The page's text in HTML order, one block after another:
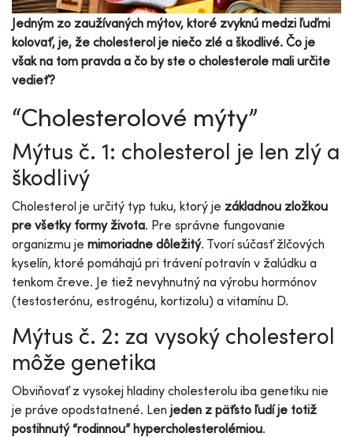
Jedným zo zaužívaných mýtov, ktoré zvyknú medzi ľuďmi
kolovať, je, že cholesterol je niečo zlé a škodlivé. Čo je
však na tom pravda a čo by ste o cholesterole mali určite
vedieť?
“Cholesterolové mýty”
Mýtus č. 1: cholesterol je len zlý a
škodlivý
Cholesterol je určitý typ tuku, ktorý je základnou zložkou
pre všetky formy života. Pre správne fungovanie
organizmu je mimoriadne dôležitý. Tvorí súčasť žlčových
kyselín, ktoré pomáhajú pri trávení potravín v žalúdku a
tenkom čreve. Je tiež nevyhnutný na výrobu hormónov
(testosterónu, estrogénu, kortizolu) a vitamínu D.
Mýtus č. 2: za vysoký cholesterol
môže genetika
Obviňovať z vysokej hladiny cholesterolu iba genetiku nie
je práve opodstatnené. Len jeden z päťsto ľudí je totiž
postihnutý “rodinnou” hypercholesterolémiou.